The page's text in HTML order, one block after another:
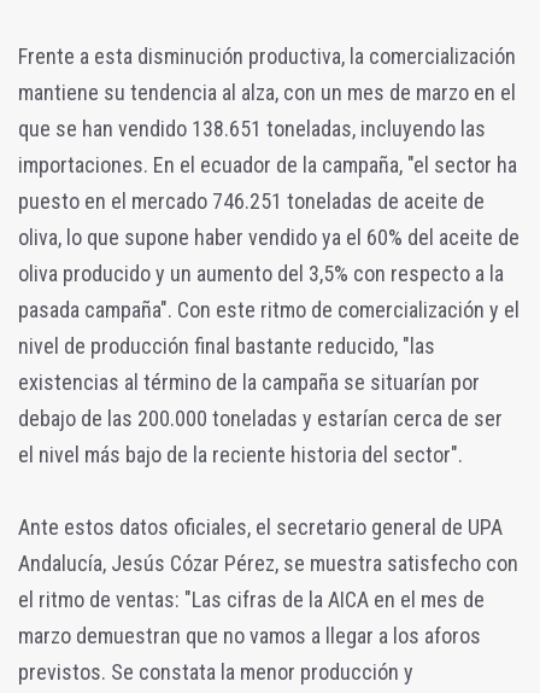
Frente a esta disminución productiva, la comercialización
mantiene su tendencia al alza, con un mes de marzo en el
que se han vendido 138.651 toneladas, incluyendo las
importaciones. En el ecuador de la campaña, "el sector ha
puesto en el mercado 746.251 toneladas de aceite de
oliva, lo que supone haber vendido ya el 60% del aceite de
oliva producido y un aumento del 3,5% con respecto a la
pasada campaña". Con este ritmo de comercialización y el
nivel de producción final bastante reducido, "las
existencias al término de la campaña se situarían por
debajo de las 200.000 toneladas y estarían cerca de ser
el nivel más bajo de la reciente historia del sector".
Ante estos datos oficiales, el secretario general de UPA
Andalucía, Jesús Cózar Pérez, se muestra satisfecho con
el ritmo de ventas: "Las cifras de la AICA en el mes de
marzo demuestran que no vamos a llegar a los aforos
previstos. Se constata la menor producción y